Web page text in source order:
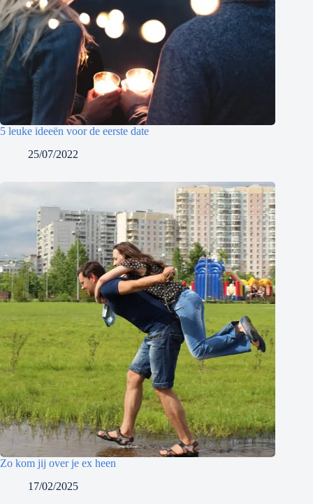
5 leuke ideeën voor de eerste date
25/07/2022
Zo kom jij over je ex heen
17/02/2025